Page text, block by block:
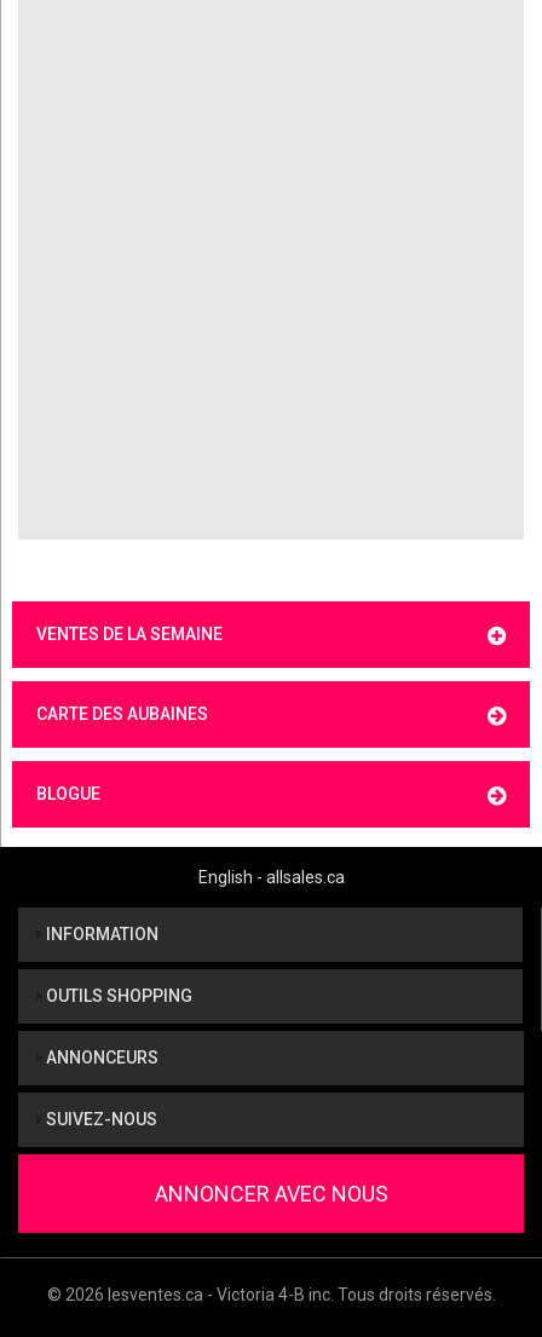
VENTES DE LA SEMAINE
CARTE DES AUBAINES
BLOGUE
English - allsales.ca
INFORMATION
OUTILS SHOPPING
ANNONCEURS
SUIVEZ-NOUS
ANNONCER AVEC NOUS
© 2026 lesventes.ca - Victoria 4-B inc. Tous droits réservés.